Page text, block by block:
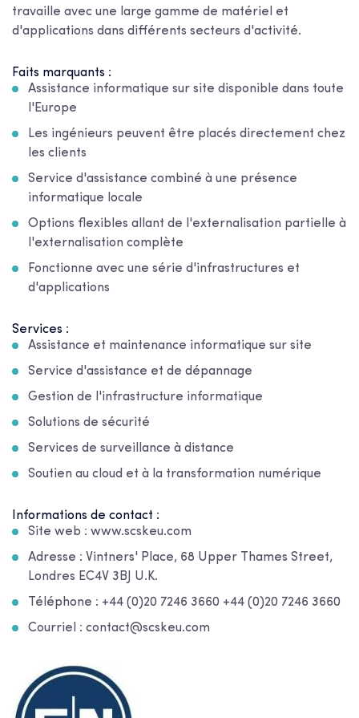
travaille avec une large gamme de matériel et
d'applications dans différents secteurs d'activité.
Faits marquants :
Assistance informatique sur site disponible dans toute
l'Europe
Les ingénieurs peuvent être placés directement chez
les clients
Service d'assistance combiné à une présence
informatique locale
Options flexibles allant de l'externalisation partielle à
l'externalisation complète
Fonctionne avec une série d'infrastructures et
d'applications
Services :
Assistance et maintenance informatique sur site
Service d'assistance et de dépannage
Gestion de l'infrastructure informatique
Solutions de sécurité
Services de surveillance à distance
Soutien au cloud et à la transformation numérique
Informations de contact :
Site web : www.scskeu.com
Adresse : Vintners' Place, 68 Upper Thames Street,
Londres EC4V 3BJ U.K.
Téléphone : +44 (0)20 7246 3660 +44 (0)20 7246 3660
Courriel : contact@scskeu.com